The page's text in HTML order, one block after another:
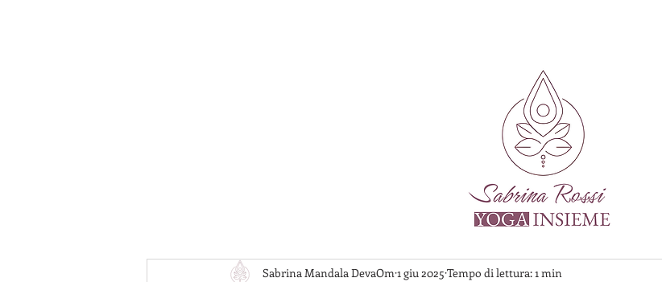
Sabrina Mandala DevaOm 1 giu 2025 Tempo di lettura: 1 min